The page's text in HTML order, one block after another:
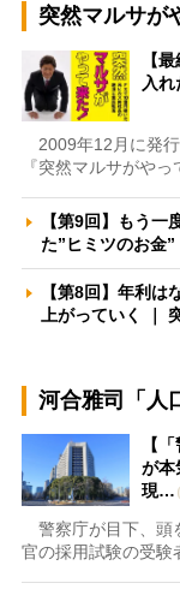
突然マルサが
【
入
2009年12月に発
『突然マルサがや
【第9回】もう
た”ヒミツのお金
【第8回】年利
上がっていく ｜
河合雅司「人
【
が本
現…
警察庁が目下、頭
官の採用試験の受